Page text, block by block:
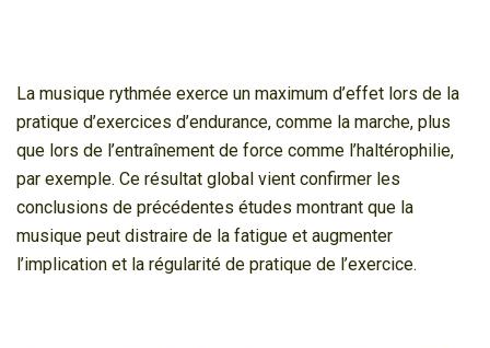
La musique rythmée exerce un maximum d’effet lors de la
pratique d’exercices d’endurance, comme la marche, plus
que lors de l’entraînement de force comme l’haltérophilie,
par exemple. Ce résultat global vient confirmer les
conclusions de précédentes études montrant que la
musique peut distraire de la fatigue et augmenter
l’implication et la régularité de pratique de l’exercice.